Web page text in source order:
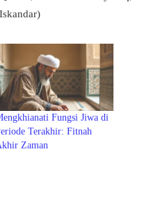
Fungsi Jiwa di
Terakhir: Fitnah
Zaman